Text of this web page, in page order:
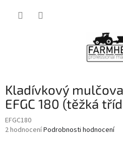
Kladívkový
EFGC 180 (těžká
EFGC180
Průměrné
2 hodnoceníPodrobnosti hodnocení